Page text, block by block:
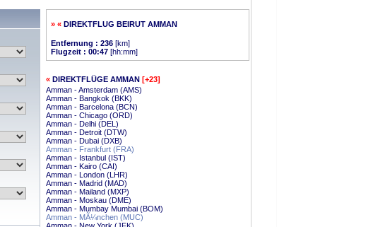
» « DIREKTFLUG BEIRUT AMMAN
Entfernung : 236 [km]
Flugzeit : 00:47 [hh:mm]
« DIREKTFLÜGE AMMAN [+23]
Amman - Amsterdam (AMS)
Amman - Bangkok (BKK)
Amman - Barcelona (BCN)
Amman - Chicago (ORD)
Amman - Delhi (DEL)
Amman - Detroit (DTW)
Amman - Dubai (DXB)
Amman - Frankfurt (FRA)
Amman - Istanbul (IST)
Amman - Kairo (CAI)
Amman - London (LHR)
Amman - Madrid (MAD)
Amman - Mailand (MXP)
Amman - Moskau (DME)
Amman - Mumbay Mumbai (BOM)
Amman - MÃ¼nchen (MUC)